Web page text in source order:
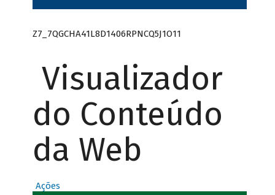
Z7_7QGCHA41L8D1406RPNCQ5J1O11
Visualizador
do Conteúdo
da Web
Ações